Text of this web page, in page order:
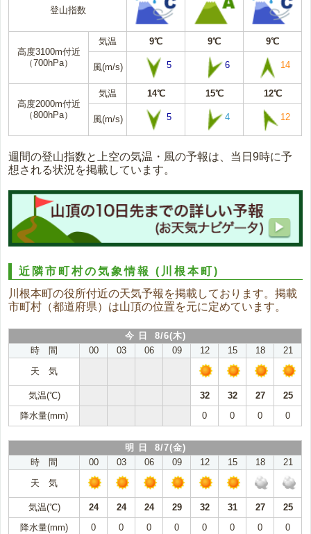
登山指数
高度3100m付近
（700hPa）
気温 9℃ 9℃ 9℃
風(m/s) 5 6 14
高度2000m付近
（800hPa）
気温 14℃ 15℃ 12℃
風(m/s) 5 4 12
週間の登山指数と上空の気温・風の予報は、当日9時に予
想される状況を掲載しています。
近隣市町村の気象情報(川根本町)
川根本町の役所付近の天気予報を掲載しております。掲載
市町村（都道府県）は山頂の位置を元に定めています。
今 日 8/6(木)
時 間
00 03 06 09 12 15 18
21
天 気
気温(℃) 32 32 27
25
降水量(mm)
0 0 0 0
明 日 8/7(金)
時 間
00 03 06 09 12 15 18
21
天 気
気温(℃) 24 24 24 29 32 31 27
25
降水量(mm)
0 0 0 0 0 0 0 0